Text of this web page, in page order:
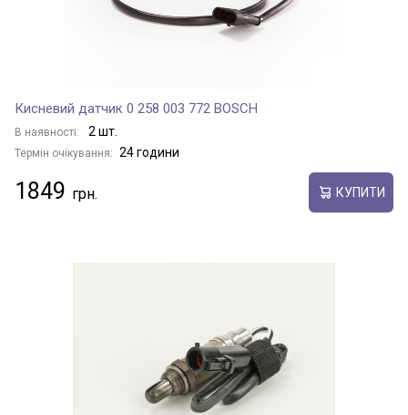
Кисневий датчик 0 258 003 772 BOSCH
В наявності: 2 шт.
Термін очікування: 24 години
1849 КУПИТИ